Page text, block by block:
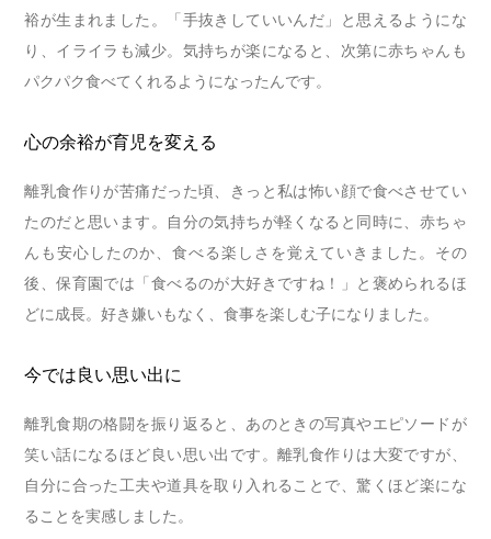
裕が生まれました。「手抜きしていいんだ」と思えるようにな
り、イライラも減少。気持ちが楽になると、次第に赤ちゃんも
パクパク食べてくれるようになったんです。
心の余裕が育児を変える
離乳食作りが苦痛だった頃、きっと私は怖い顔で食べさせてい
たのだと思います。自分の気持ちが軽くなると同時に、赤ちゃ
んも安心したのか、食べる楽しさを覚えていきました。その
後、保育園では「食べるのが大好きですね！」と褒められるほ
どに成長。好き嫌いもなく、食事を楽しむ子になりました。
今では良い思い出に
離乳食期の格闘を振り返ると、あのときの写真やエピソードが
笑い話になるほど良い思い出です。離乳食作りは大変ですが、
自分に合った工夫や道具を取り入れることで、驚くほど楽にな
ることを実感しました。